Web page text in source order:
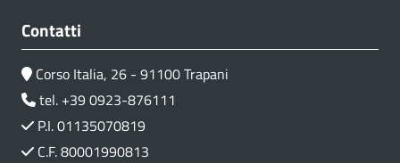
Contatti
Corso Italia, 26 - 91100 Trapani
tel. +39 0923-876111
P.I. 01135070819
C.F. 80001990813